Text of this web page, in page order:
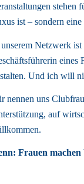
stehen
ist – sondern
Netzwerk
eines
Und ich will
nennen uns
auf
Frauen